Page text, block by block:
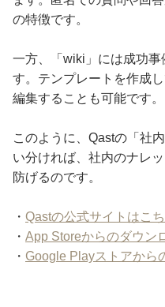
の特徴です。
一方、「wiki」には成功事
す。テンプレートを作成
編集することも可能です。
このように、Qastの「社
い分ければ、社内のナレ
防げるのです。
・ Qastの公式サイトはこ
・ App Storeからのダウン
・ Google Playストアから